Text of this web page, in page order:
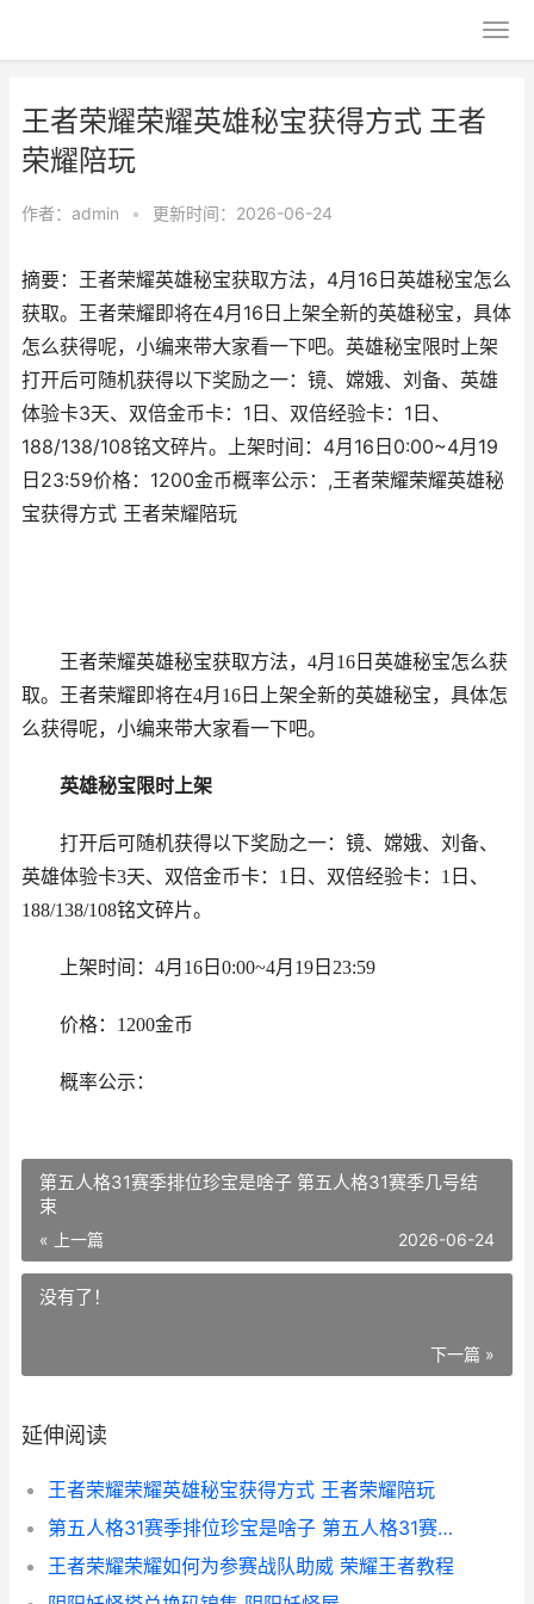
王者荣耀荣耀英雄秘宝获得方式 王者
荣耀陪玩
作者： admin • 更新时间：2026-06-24
摘要：王者荣耀英雄秘宝获取方法，4月16日英雄秘宝怎么
获取。王者荣耀即将在4月16日上架全新的英雄秘宝，具体
怎么获得呢，小编来带大家看一下吧。英雄秘宝限时上架
打开后可随机获得以下奖励之一：镜、嫦娥、刘备、英雄
体验卡3天、双倍金币卡：1日、双倍经验卡：1日、
188/138/108铭文碎片。上架时间：4月16日0:00~4月19
日23:59价格：1200金币概率公示：,王者荣耀荣耀英雄秘
宝获得方式 王者荣耀陪玩
王者荣耀英雄秘宝获取方法，4月16日英雄秘宝怎么获
取。王者荣耀即将在4月16日上架全新的英雄秘宝，具体怎
么获得呢，小编来带大家看一下吧。
英雄秘宝限时上架
打开后可随机获得以下奖励之一：镜、嫦娥、刘备、
英雄体验卡3天、双倍金币卡：1日、双倍经验卡：1日、
188/138/108铭文碎片。
上架时间：4月16日0:00~4月19日23:59
价格：1200金币
概率公示：
第五人格31赛季排位珍宝是啥子 第五人格31赛季几号结
束
« 上一篇 2026-06-24
没有了！
下一篇 »
延伸阅读
王者荣耀荣耀英雄秘宝获得方式 王者荣耀陪玩
第五人格31赛季排位珍宝是啥子 第五人格31赛季几号结束
王者荣耀荣耀如何为参赛战队助威 荣耀王者教程